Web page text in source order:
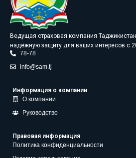
Ведущая страховая компания
надёжную защиту для ваших интересов с
78-78
info@sam.tj
Информация о компании
О компании
Руководство
Правовая информация
Политика конфиденциальности